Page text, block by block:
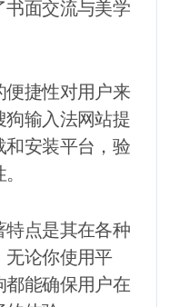
面交流与美学
捷性对用户来
输入法网站提
安装平台，验
点是其在各种
无论你使用平
能确保用户在